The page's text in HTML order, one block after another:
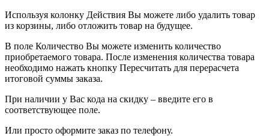
Используя колонку Действия Вы можете либо удалить товар
из корзины, либо отложить товар на будущее.
В поле Количество Вы можете изменить количество
приобретаемого товара. После изменения количества товара
необходимо нажать кнопку Пересчитать для перерасчета
итоговой суммы заказа.
При наличии у Вас кода на скидку – введите его в
соответствующее поле.
Или просто оформите заказ по телефону.